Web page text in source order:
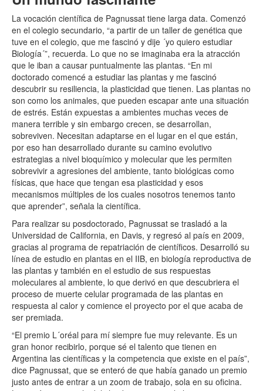
La vocación científica de Pagnussat tiene larga data. Comenzó
en el colegio secundario, “a partir de un taller de genética que
tuve en el colegio, que me fascinó y dije ´yo quiero estudiar
Biología´”, recuerda. Lo que no se imaginaba era la atracción
que le iban a causar puntualmente las plantas. “En mi
doctorado comencé a estudiar las plantas y me fascinó
descubrir su resiliencia, la plasticidad que tienen. Las plantas no
son como los animales, que pueden escapar ante una situación
de estrés. Están expuestas a ambientes muchas veces de
manera terrible y sin embargo crecen, se desarrollan,
sobreviven. Necesitan adaptarse en el lugar en el que están,
por eso han desarrollado durante su camino evolutivo
estrategias a nivel bioquímico y molecular que les permiten
sobrevivir a agresiones del ambiente, tanto biológicas como
físicas, que hace que tengan esa plasticidad y esos
mecanismos múltiples de los cuales nosotros tenemos tanto
que aprender”, señala la científica.
Para realizar su posdoctorado, Pagnussat se trasladó a la
Universidad de California, en Davis, y regresó al país en 2009,
gracias al programa de repatriación de científicos. Desarrolló su
línea de estudio en plantas en el IIB, en biología reproductiva de
las plantas y también en el estudio de sus respuestas
moleculares al ambiente, lo que derivó en que descubriera el
proceso de muerte celular programada de las plantas en
respuesta al calor y comience el proyecto por el que acaba de
ser premiada.
“El premio L´oréal para mí siempre fue muy relevante. Es un
gran honor recibirlo, porque sé el talento que tienen en
Argentina las científicas y la competencia que existe en el país”,
dice Pagnussat, que se enteró de que había ganado un premio
justo antes de entrar a un zoom de trabajo, sola en su oficina.